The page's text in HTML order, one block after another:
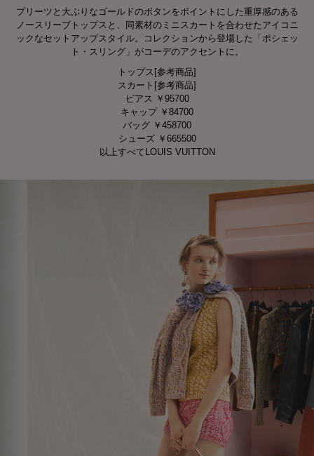
プリーツと大ぶりなゴールドのボタンをポイントにした重厚感のある
ノースリーブトップスと、同素材のミニスカートを合わせたアイコニ
ックなセットアップスタイル。コレクションから登場した「ポシェッ
ト・スリング」がコーデのアクセントに。
トップス[参考商品]
スカート[参考商品]
ピアス ￥95700
キャップ ￥84700
バッグ ￥458700
シューズ ￥665500
以上すべてLOUIS VUITTON